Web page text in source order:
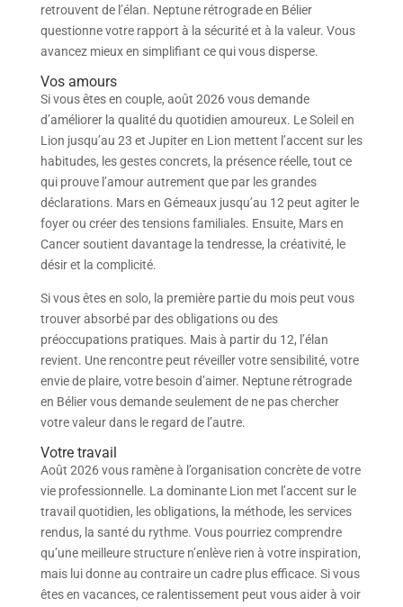
retrouvent de l’élan. Neptune rétrograde en Bélier
questionne votre rapport à la sécurité et à la valeur. Vous
avancez mieux en simplifiant ce qui vous disperse.
Vos amours
Si vous êtes en couple, août 2026 vous demande
d’améliorer la qualité du quotidien amoureux. Le Soleil en
Lion jusqu’au 23 et Jupiter en Lion mettent l’accent sur les
habitudes, les gestes concrets, la présence réelle, tout ce
qui prouve l’amour autrement que par les grandes
déclarations. Mars en Gémeaux jusqu’au 12 peut agiter le
foyer ou créer des tensions familiales. Ensuite, Mars en
Cancer soutient davantage la tendresse, la créativité, le
désir et la complicité.
Si vous êtes en solo, la première partie du mois peut vous
trouver absorbé par des obligations ou des
préoccupations pratiques. Mais à partir du 12, l’élan
revient. Une rencontre peut réveiller votre sensibilité, votre
envie de plaire, votre besoin d’aimer. Neptune rétrograde
en Bélier vous demande seulement de ne pas chercher
votre valeur dans le regard de l’autre.
Votre travail
Août 2026 vous ramène à l’organisation concrète de votre
vie professionnelle. La dominante Lion met l’accent sur le
travail quotidien, les obligations, la méthode, les services
rendus, la santé du rythme. Vous pourriez comprendre
qu’une meilleure structure n’enlève rien à votre inspiration,
mais lui donne au contraire un cadre plus efficace. Si vous
êtes en vacances, ce ralentissement peut vous aider à voir